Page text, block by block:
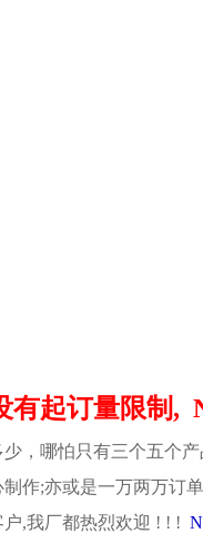
有起订量限制,
，哪怕只有三个五个
作;亦或是一万两万订
,我厂都热烈欢迎 ! ! !